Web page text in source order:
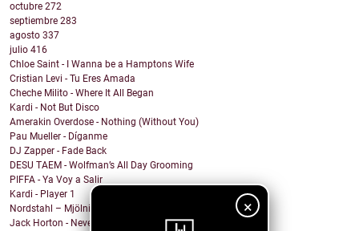
×
octubre 272
septiembre 283
agosto 337
julio 416
Chloe Saint - I Wanna be a Hamptons Wife
Cristian Levi - Tu Eres Amada
Cheche Milito - Where It All Began
Kardi - Not But Disco
Amerakin Overdose - Nothing (Without You)
Pau Mueller - Díganme
DJ Zapper - Fade Back
DESU TAEM - Wolfman’s All Day Grooming
PIFFA - Ya Voy a Salir
Kardi - Player 1
Nordstahl – Mjölnir
Jack Horton - Never Know Why (feat. Vesper Stockwell)